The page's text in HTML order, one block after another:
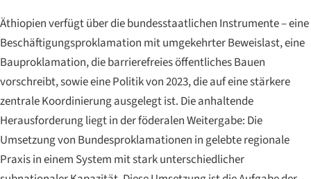
Äthiopien verfügt über die bundesstaatlichen Instrumente – eine
Beschäftigungsproklamation mit umgekehrter Beweislast, eine
Bauproklamation, die barrierefreies öffentliches Bauen
vorschreibt, sowie eine Politik von 2023, die auf eine stärkere
zentrale Koordinierung ausgelegt ist. Die anhaltende
Herausforderung liegt in der föderalen Weitergabe: Die
Umsetzung von Bundesproklamationen in gelebte regionale
Praxis in einem System mit stark unterschiedlicher